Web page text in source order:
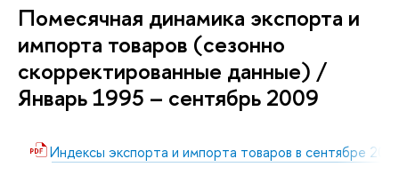
Помесячная динамика экспорта и
импорта товаров (сезонно
скорректированные данные) /
Январь 1995 – сентябрь 2009
Индексы экспорта и импорта товаров в сентябре